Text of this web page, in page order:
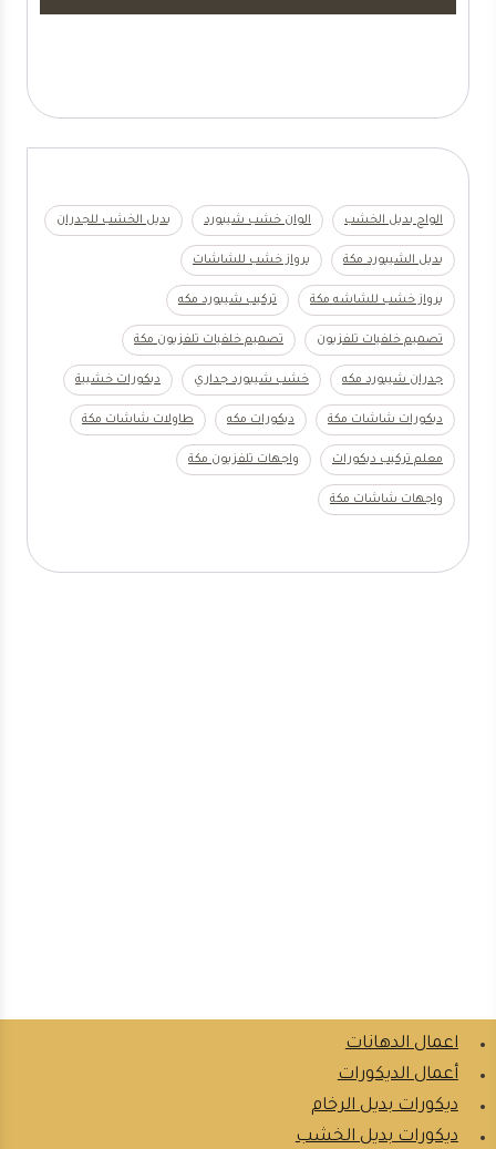
الواح بديل الخشب الوان خشب شيبورد بديل الخشب للجدران
بديل الشيبورد مكة برواز خشب للشاشات
برواز خشب للشاشه مكة تركيب شيبورد مكه
تصميم خلفيات تلفزيون تصميم خلفيات تلفزيون مكة
جدران شيبورد مكه خشب شيبورد جداري ديكورات خشبية
ديكورات شاشات مكة ديكورات مكه طاولات شاشات مكة
معلم تركيب ديكورات واجهات تلفزيون مكة
واجهات شاشات مكة
اعمال الدهانات
أعمال الديكورات
ديكورات بديل الرخام
ديكورات بديل الخشب